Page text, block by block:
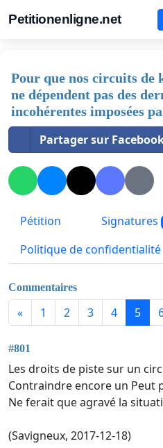
Petitionenligne.net
Pour que nos circuits
ne dépendent pas des
incohérentes imposées
Partager sur
Pétition Signatures
Politique de confidentialité
Commentaires
« 1 2 3 4 5
#801
Les droits de piste sur un
Contraindre encore un Peut
Ne ferait que agravé la
(Savigneux, 2017-12-18)